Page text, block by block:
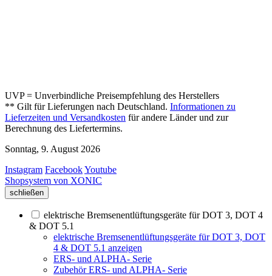
UVP = Unverbindliche Preisempfehlung des Herstellers
** Gilt für Lieferungen nach Deutschland. Informationen zu
Lieferzeiten und Versandkosten für andere Länder und zur
Berechnung des Liefertermins.
Sonntag, 9. August 2026
Instagram FacebookYoutube
Shopsystem von XONIC
schließen
elektrische Bremsenentlüftungsgeräte für DOT 3, DOT 4
& DOT 5.1
elektrische Bremsenentlüftungsgeräte für DOT 3, DOT
4 & DOT 5.1 anzeigen
ERS- und ALPHA- Serie
Zubehör ERS- und ALPHA- Serie